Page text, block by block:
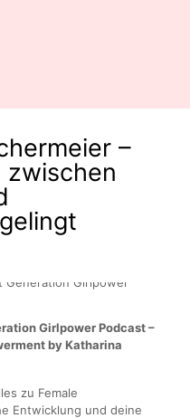
–
zwischen
Girlpower Podcast –
by Katharina
zu Female
Entwicklung und deine